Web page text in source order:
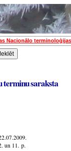
Nacionālo
terminu saraksta
un 11. p.